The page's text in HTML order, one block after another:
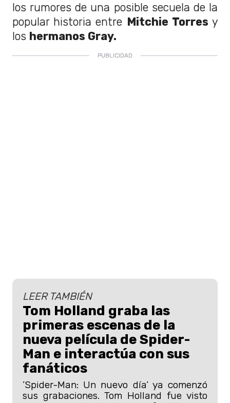
los rumores de una posible secuela de la
popular historia entre Mitchie Torres y
los hermanos Gray.
LEER TAMBIÉN
Tom Holland graba las
primeras escenas de la
nueva película de Spider-
Man e interactúa con sus
fanáticos
’Spider-Man: Un nuevo día’ ya comenzó
sus grabaciones. Tom Holland fue visto